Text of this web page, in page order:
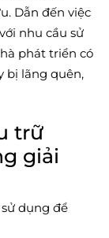
Dẫn đến việc
nhu cầu sử
phát triển có
bị lãng quên,
trữ
giải
dụng để